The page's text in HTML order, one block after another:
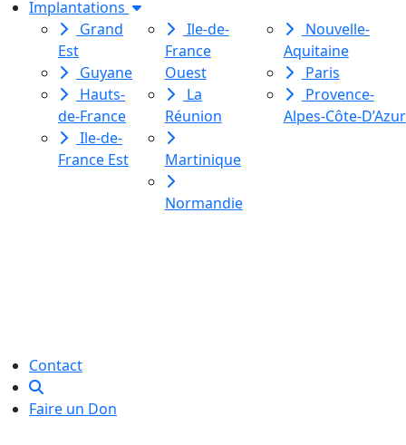
Implantations
Grand
Est
Guyane
Hauts-
de-France
Ile-de-
France Est
Ile-de-
France
Ouest
La
Réunion
Martinique
Normandie
Nouvelle-
Aquitaine
Paris
Provence-
Alpes-Côte-D’Azur
Contact
Faire un Don